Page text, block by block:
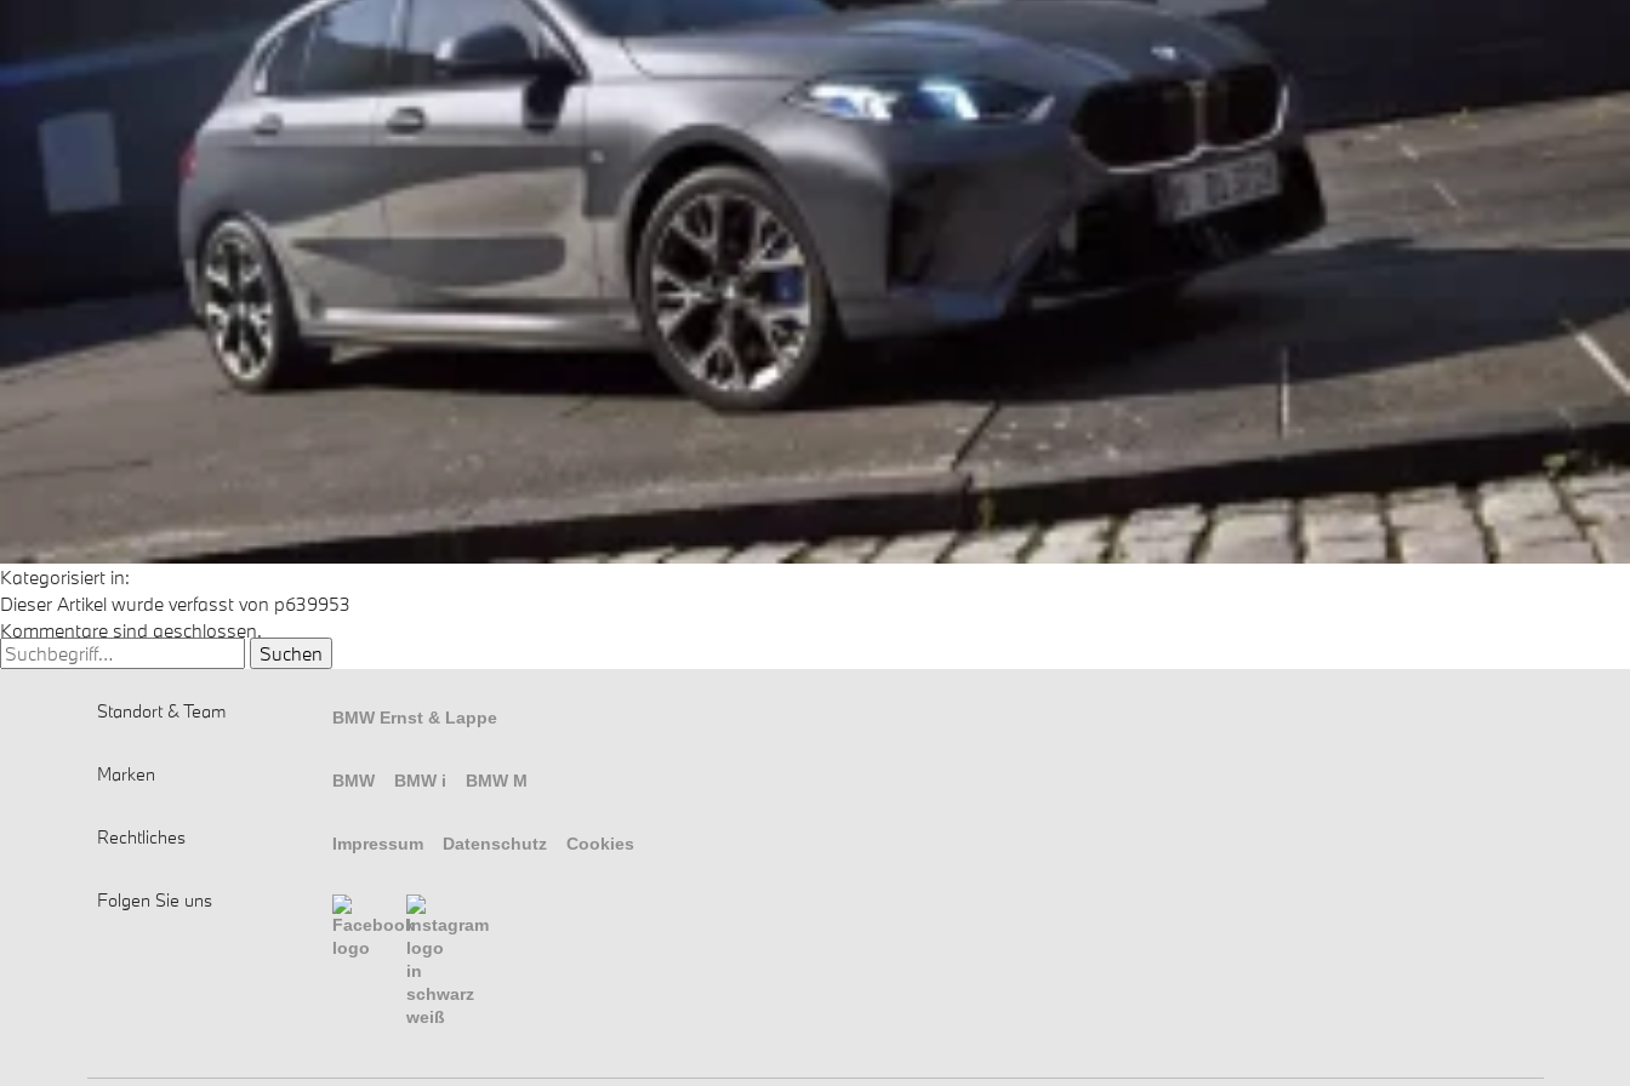
Kategorisiert in:
Dieser Artikel wurde verfasst von p639953
Kommentare sind geschlossen.
Suchen
Standort & Team BMW Ernst & Lappe
Marken BMW BMW i BMW M
Rechtliches Impressum Datenschutz Cookies
Folgen Sie uns